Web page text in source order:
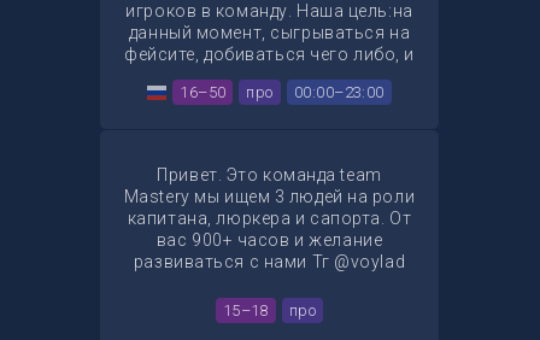
игроков в команду. Наша цель:на
данный момент, сыгрываться на
фейсите, добиваться чего либо, и
в скором времени, заявиться на
esea лигу , для дальнейших целей.
(1900+), не агрессивный человек,
умеет играть в команде. Мы
команда, которая только
начинает свой путь, но опыт
игры каждого нашего игрока, уже
хочешь попробовать поиграть с
16–50 про 00:00–23:00
Привет. Это команда team
Mastery мы ищем 3 людей на роли
капитана, люркера и сапорта. От
вас 900+ часов и желание
развиваться с нами Тг @voylad
15–18 про